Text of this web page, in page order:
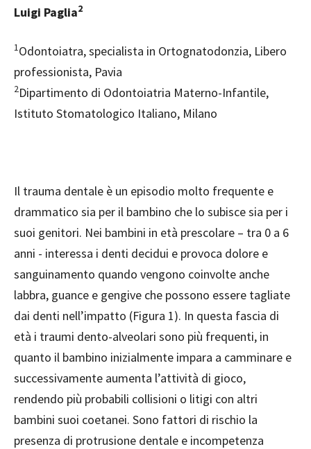
Luigi Paglia2
1Odontoiatra, specialista in Ortognatodonzia, Libero
professionista, Pavia
2Dipartimento di Odontoiatria Materno-Infantile,
Istituto Stomatologico Italiano, Milano
Il trauma dentale è un episodio molto frequente e
drammatico sia per il bambino che lo subisce sia per i
suoi genitori. Nei bambini in età prescolare – tra 0 a 6
anni - interessa i denti decidui e provoca dolore e
sanguinamento quando vengono coinvolte anche
labbra, guance e gengive che possono essere tagliate
dai denti nell’impatto (Figura 1). In questa fascia di
età i traumi dento-alveolari sono più frequenti, in
quanto il bambino inizialmente impara a camminare e
successivamente aumenta l’attività di gioco,
rendendo più probabili collisioni o litigi con altri
bambini suoi coetanei. Sono fattori di rischio la
presenza di protrusione dentale e incompetenza